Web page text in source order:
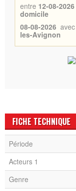
entre 12-08-2026
domicile
08-08-2026 avec
les-Avignon
FICHE TECHNIQUE
Période
Acteurs 1
Genre